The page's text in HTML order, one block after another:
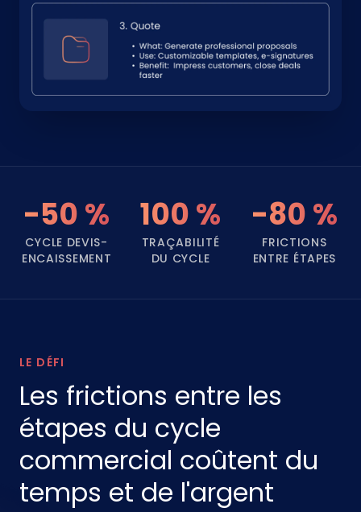
-50 %
CYCLE DEVIS-
ENCAISSEMENT
100 %
TRAÇABILITÉ
DU CYCLE
-80 %
FRICTIONS
ENTRE ÉTAPES
LE DÉFI
Les frictions entre les
étapes du cycle
commercial coûtent du
temps et de l'argent